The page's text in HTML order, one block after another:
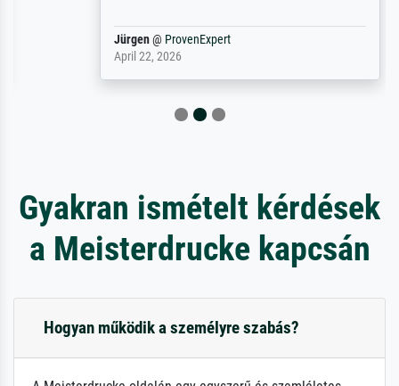
@ProvenExpert
April 22, 2026
Gyakran ismételt kérdések
a Meisterdrucke kapcsán
Hogyan működik a személyre szabás?